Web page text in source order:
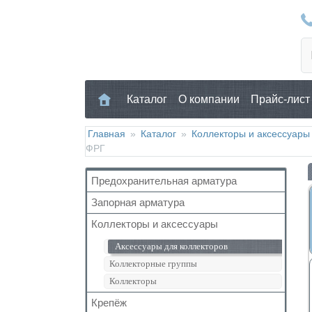
Каталог О компании Прайс-лист
Главная » Каталог » Коллекторы и аксессуары
ФРГ
Предохранительная арматура
Воздухоотводчик
Клапан предохранительный
Манометр/Термометр
Обратный клапан
Регулятор давления
Кран Маевского
Запорная арматура
Кран шаровый для воды
Кран с американкой
Краны прочие
Краны для бытовой техники
Для радиаторов
Коллекторы и аксессуары
Аксессуары для коллекторов
Коллекторные группы
Коллекторы
Крепёж